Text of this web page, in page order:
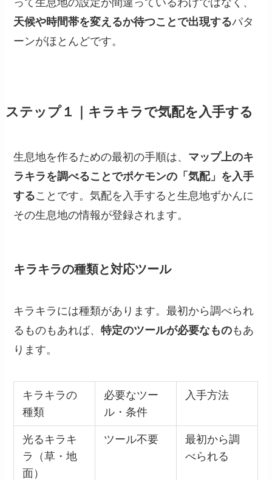
って生息地の設定が間違っているわけではなく、
天候や時間帯を変えるか待つことで出現するパタ
ーンがほとんどです。
ステップ１｜キラキラで気配を入手する
生息地を作るための最初の手順は、 マップ上のキ
ラキラを調べることでポケモンの「気配」を入手
することです。気配を入手すると生息地ずかんに
その生息地の情報が登録されます。
キラキラの種類と対応ツール
キラキラには種類があります。最初から調べられ
るものもあれば、特定のツールが必要なものもあ
ります。
キラキラの
種類
必要なツー
ル・条件
入手方法
光るキラキ
ラ（草・地
面）
ツール不要
最初から調
べられる